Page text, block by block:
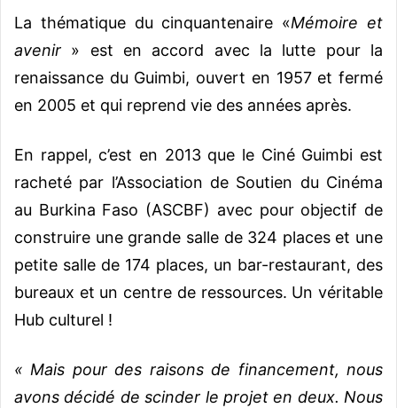
La thématique du cinquantenaire «Mémoire et
avenir » est en accord avec la lutte pour la
renaissance du Guimbi, ouvert en 1957 et fermé
en 2005 et qui reprend vie des années après.
En rappel, c’est en 2013 que le Ciné Guimbi est
racheté par l’Association de Soutien du Cinéma
au Burkina Faso (ASCBF) avec pour objectif de
construire une grande salle de 324 places et une
petite salle de 174 places, un bar-restaurant, des
bureaux et un centre de ressources. Un véritable
Hub culturel !
« Mais pour des raisons de financement, nous
avons décidé de scinder le projet en deux. Nous